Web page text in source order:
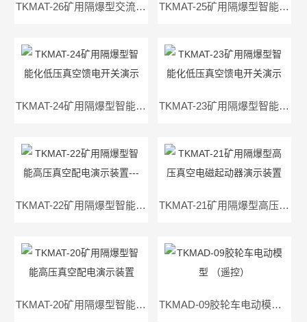
TKMAT-26矿用隔爆型交流真空软起动器演示装置 TKMAT-25矿用隔爆型智能化低压真空电磁起动器演示装置
TKMAT-24矿用隔爆型智能化低压真空馈电开关演示装置400A TKMAT-23矿用隔爆型智能化低压真空馈电开关演示装置
TKMAT-22矿用隔爆型智能高压真空配电演示装置---（永磁机构） TKMAT-21矿用隔爆型高压真空电磁起动器演示装置
TKMAT-20矿用隔爆型智能高压真空配电演示装置 TKMAD-09胶轮车电动模型 （遥控）